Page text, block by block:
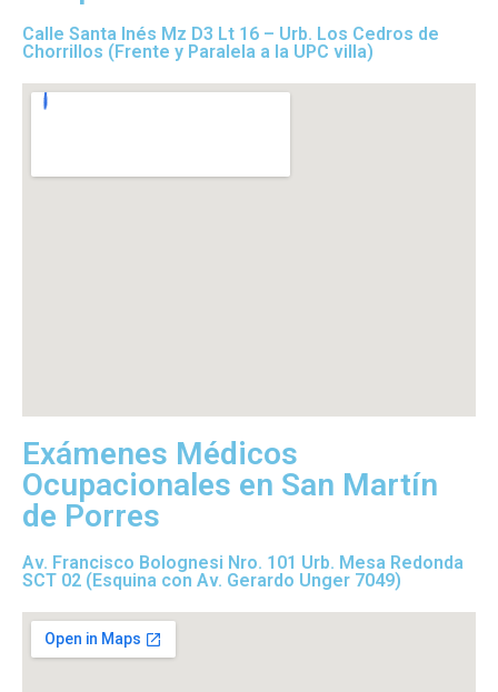
Calle Santa Inés Mz D3 Lt 16 – Urb. Los Cedros de
Chorrillos (Frente y Paralela a la UPC villa)
Exámenes Médicos
Ocupacionales en San Martín
de Porres
Av. Francisco Bolognesi Nro. 101 Urb. Mesa Redonda
SCT 02 (Esquina con Av. Gerardo Unger 7049)